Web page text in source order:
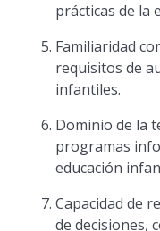
prácticas de la
Familiaridad
requisitos de
infantiles.
Dominio de la
programas
educación
Capacidad de
de decisiones,